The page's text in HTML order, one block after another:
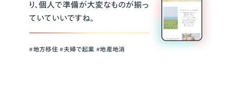
り、個人で準備が大変なものが揃っ
ていていいですね。
#地方移住 #夫婦で起業 #地産地消